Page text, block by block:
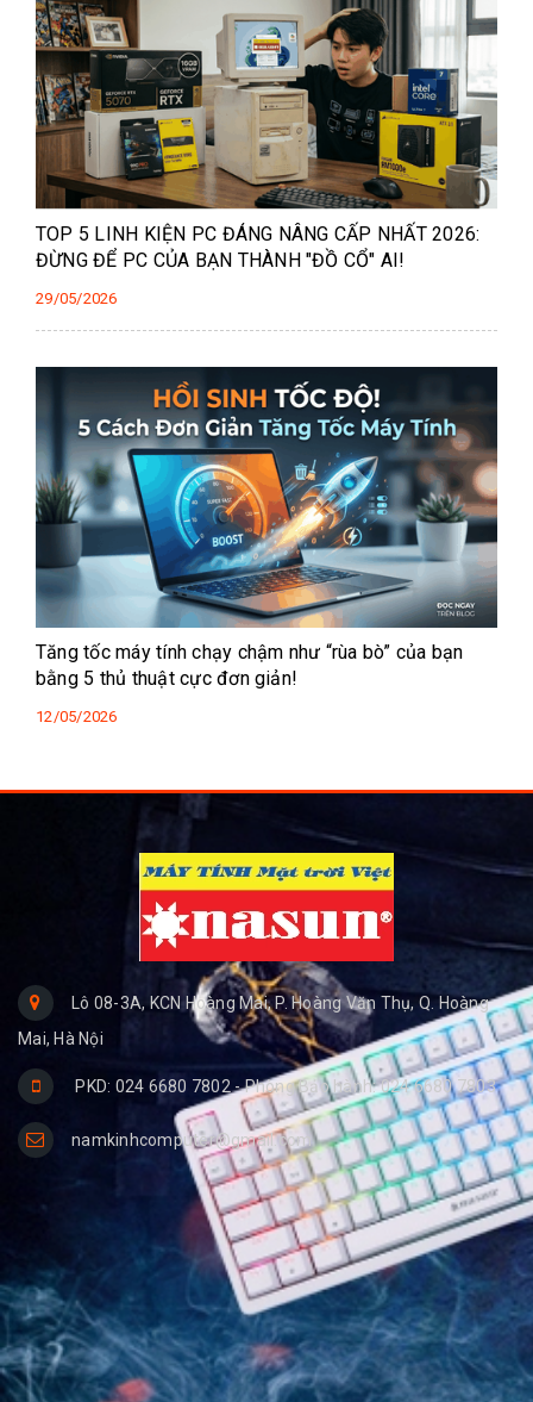
TOP 5 LINH KIỆN PC ĐÁNG NÂNG CẤP NHẤT 2026:
ĐỪNG ĐỂ PC CỦA BẠN THÀNH "ĐỒ CỔ" AI!
29/05/2026
Tăng tốc máy tính chạy chậm như “rùa bò” của bạn
bằng 5 thủ thuật cực đơn giản!
12/05/2026
Lô 08-3A, KCN Hoàng Mai, P. Hoàng Văn Thụ, Q. Hoàng
Mai, Hà Nội
PKD: 024 6680 7802 - Phòng Bảo hành: 024 6680 7803
namkinhcomputer@gmail.com